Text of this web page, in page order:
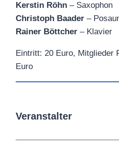
Kerstin Röhn – Saxophon
Christoph Baader –
Rainer Böttcher – Klavier
Eintritt: 20 Euro, Mitglieder
Euro
Veranstalter